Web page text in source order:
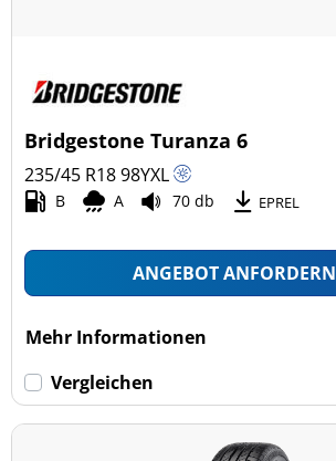
Pkw (191)
Transporter (0)
Wohnmobil (0)
Keine Run-flat (191)
Bridgestone Turanza 6
235/45 R1898YXL
B A 70 db EPREL
ANGEBOT ANFORDERN
Mehr Informationen
Vergleichen